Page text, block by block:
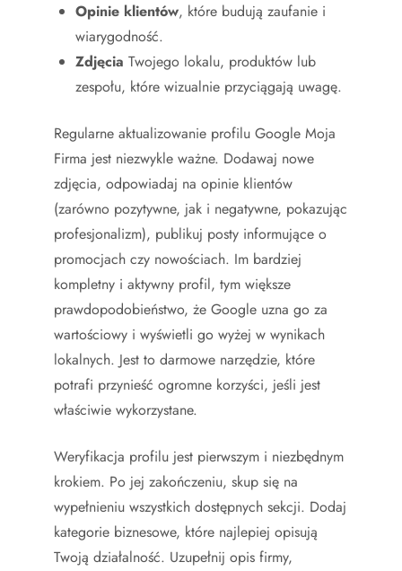
Opinie klientów, które budują zaufanie i
wiarygodność.
Zdjęcia Twojego lokalu, produktów lub
zespołu, które wizualnie przyciągają uwagę.
Regularne aktualizowanie profilu Google Moja
Firma jest niezwykle ważne. Dodawaj nowe
zdjęcia, odpowiadaj na opinie klientów
(zarówno pozytywne, jak i negatywne, pokazując
profesjonalizm), publikuj posty informujące o
promocjach czy nowościach. Im bardziej
kompletny i aktywny profil, tym większe
prawdopodobieństwo, że Google uzna go za
wartościowy i wyświetli go wyżej w wynikach
lokalnych. Jest to darmowe narzędzie, które
potrafi przynieść ogromne korzyści, jeśli jest
właściwie wykorzystane.
Weryfikacja profilu jest pierwszym i niezbędnym
krokiem. Po jej zakończeniu, skup się na
wypełnieniu wszystkich dostępnych sekcji. Dodaj
kategorie biznesowe, które najlepiej opisują
Twoją działalność. Uzupełnij opis firmy,